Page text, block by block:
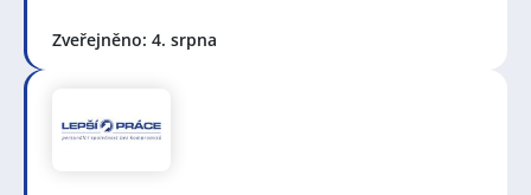
Zveřejněno: 4. srpna